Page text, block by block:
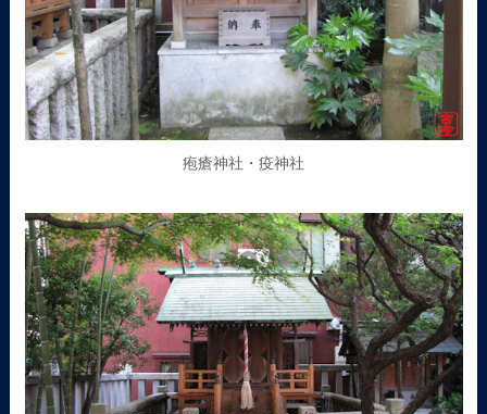
疱瘡神社・疫神社